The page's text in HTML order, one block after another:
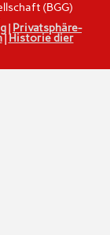
(BGG)
| Privatsphäre-
|Historie dier